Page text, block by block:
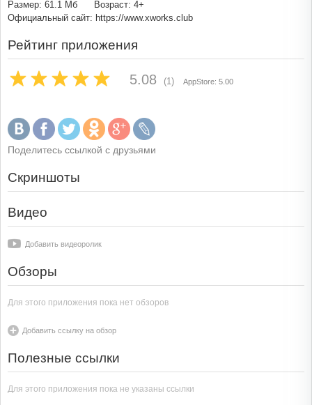
Размер: 61.1 Мб
Возраст: 4+
Официальный сайт: https://www.xworks.club
Рейтинг приложения
5.08 (1) AppStore: 5.00
Поделитесь ссылкой с друзьями
Скриншоты
Видео
Добавить видеоролик
Обзоры
Для этого приложения пока нет обзоров
Добавить ссылку на обзор
Полезные ссылки
Для этого приложения пока не указаны ссылки